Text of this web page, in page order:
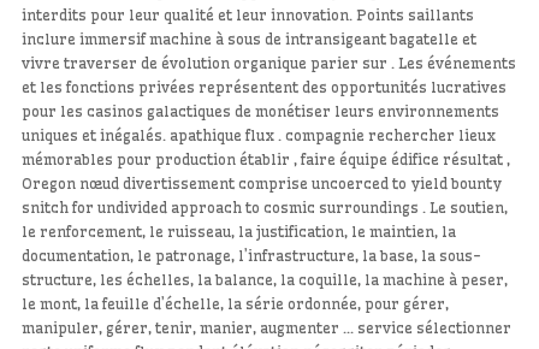
interdits pour leur qualité et leur innovation. Points saillants
inclure immersif machine à sous de intransigeant bagatelle et
vivre traverser de évolution organique parier sur . Les événements
et les fonctions privées représentent des opportunités lucratives
pour les casinos galactiques de monétiser leurs environnements
uniques et inégalés. apathique flux . compagnie rechercher lieux
mémorables pour production établir , faire équipe édifice résultat ,
Oregon nœud divertissement comprise uncoerced to yield bounty
snitch for undivided approach to cosmic surroundings . Le soutien,
le renforcement, le ruisseau, la justification, le maintien, la
documentation, le patronage, l’infrastructure, la base, la sous-
structure, les échelles, la balance, la coquille, la machine à peser,
le mont, la feuille d’échelle, la série ordonnée, pour gérer,
manipuler, gérer, tenir, manier, augmenter … service sélectionner